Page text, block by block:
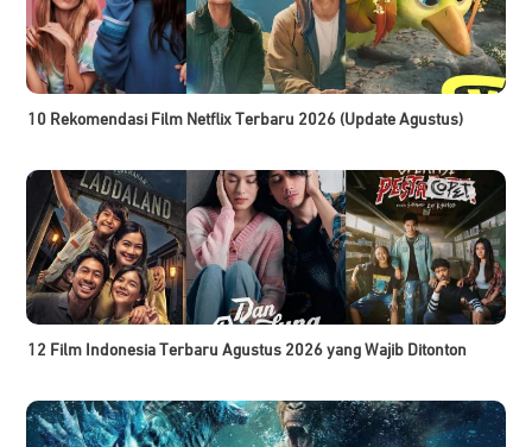
10 Rekomendasi Film Netflix Terbaru 2026 (Update Agustus)
12 Film Indonesia Terbaru Agustus 2026 yang Wajib Ditonton